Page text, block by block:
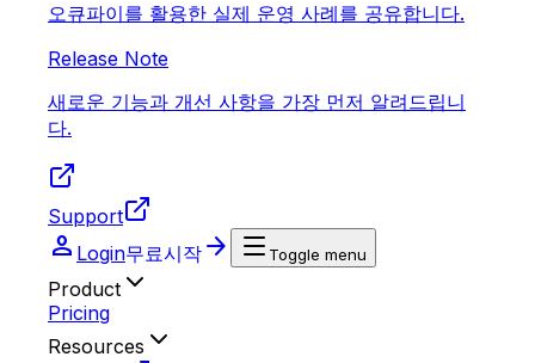
오큐파이를 활용한 실제 운영 사례를 공유합니다.
Release Note
새로운 기능과 개선 사항을 가장 먼저 알려드립니
다.
Support
person Login무료시작 arrow_forward Toggle menu
Product
Pricing
Resources